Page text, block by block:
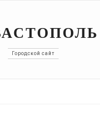
Городской сайт